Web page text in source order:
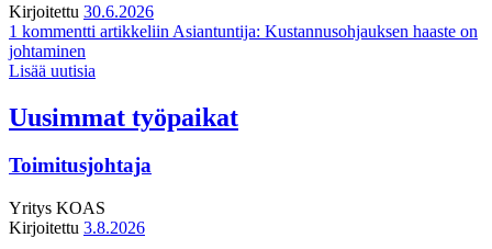
Kirjoitettu 30.6.2026
1 kommentti artikkeliin Asiantuntija: Kustannusohjauksen haaste on
johtaminen
Lisää uutisia
Uusimmat työpaikat
Toimitusjohtaja
Yritys KOAS
Kirjoitettu 3.8.2026